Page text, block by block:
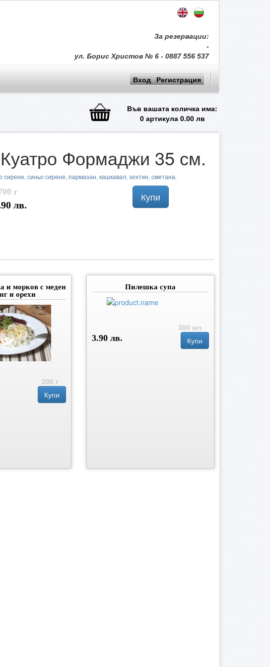
За резервации:
-
ул. Борис Христов № 6 - 0887 556 537
Вход Регистрация
Във вашата количка има:
0артикула0.00лв
Формаджи 35 см.
сирене, синьо сирене, пармазан, кашкавал, зехтин, сметана.
г
лв.
Купи
и морков с меден
и орехи
200 г
Купи
Пилешка супа
300 мл
3.90 лв.
Купи